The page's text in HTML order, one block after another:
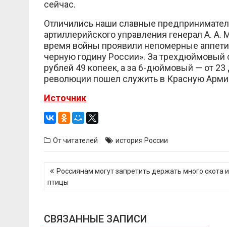
сейчас.
Отличились наши славные
артиллерийского управления генерал А.
время войны проявили непомерные
черную годину России». За
рублей 49 копеек, а за 6-дюймовый — от
революции пошел служить в Красную
Источник
От читателей история России
Навигация
по
записям
Россиянам могут запретить держать много скота и
птицы
СВЯЗАННЫЕ ЗАПИСИ